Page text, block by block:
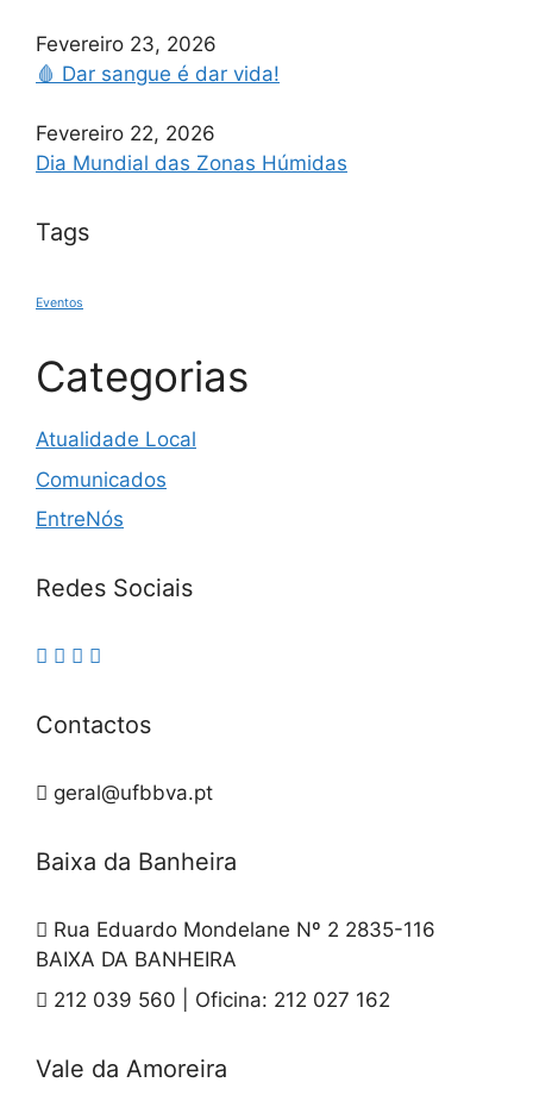
Fevereiro 23, 2026
🩸 Dar sangue é dar vida!
Fevereiro 22, 2026
Dia Mundial das Zonas Húmidas
Tags
Eventos
Categorias
Atualidade Local
Comunicados
EntreNós
Redes Sociais
Contactos
geral@ufbbva.pt
Baixa da Banheira
Rua Eduardo Mondelane Nº 2 2835-116
BAIXA DA BANHEIRA
212 039 560 | Oficina: 212 027 162
Vale da Amoreira